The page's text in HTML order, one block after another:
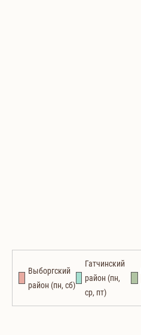
Выборгский
район (пн, сб)
Гатчинский
район (пн,
ср, пт)